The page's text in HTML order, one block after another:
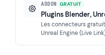
ADDON GRATUIT
Plugins Blender,
Les connecteurs
Unreal Engine (Live